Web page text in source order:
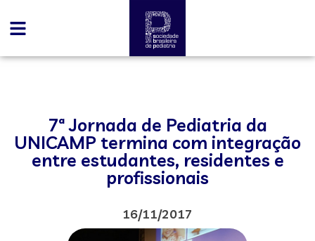
7ª Jornada de Pediatria da
UNICAMP termina com integração
entre estudantes, residentes e
profissionais
16/11/2017